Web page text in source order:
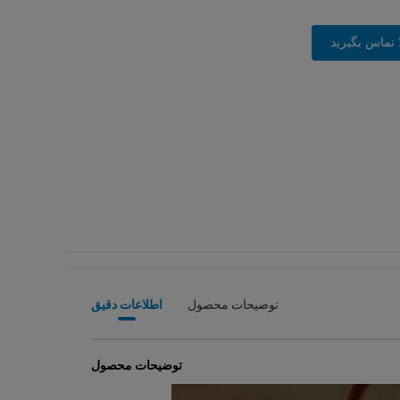
تماس بگیرید
اطلاعات دقیق توضیحات محصول
توضیحات محصول